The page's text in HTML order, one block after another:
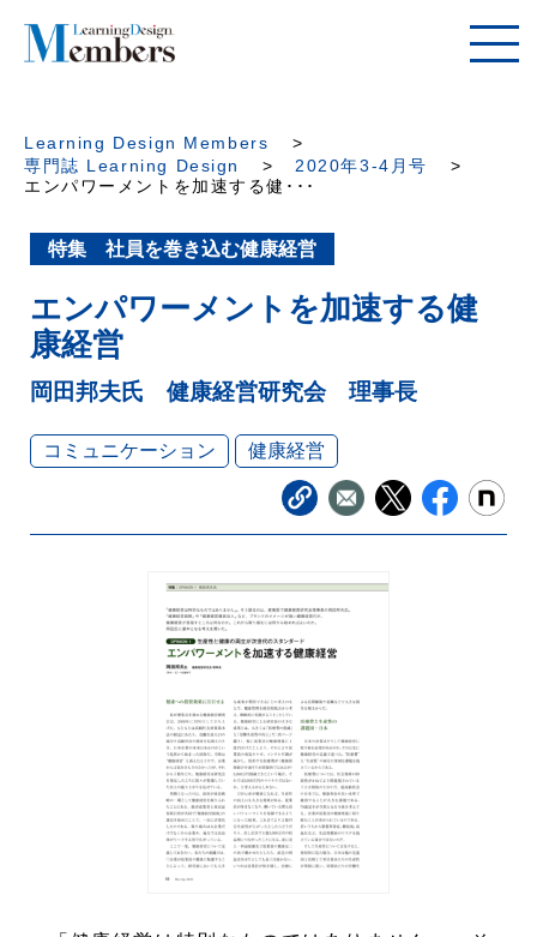
Learning Design Members
専門誌 Learning Design
2020年3-4月号
エンパワーメントを加速する健･･･
特集 社員を巻き込む健康経営
エンパワーメントを加速する健
康経営
岡田邦夫氏 健康経営研究会 理事長
コミュニケーション 健康経営